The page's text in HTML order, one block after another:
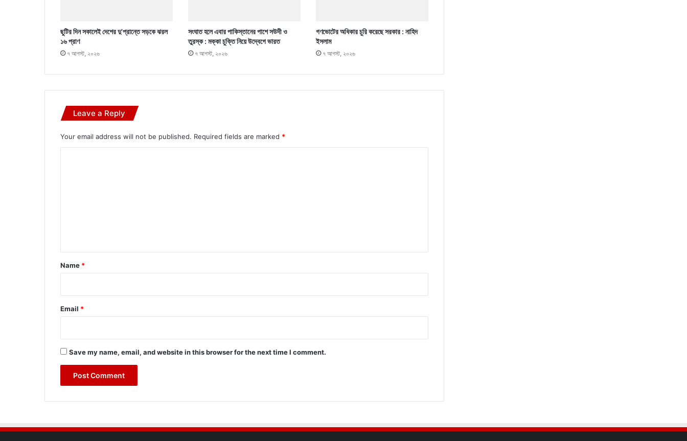
ছুটির দিন সকালেই দেশের দু’প্রান্তে সড়কে ঝরল
১৬ প্রাণ
৭ আগস্ট, ২০২৬
সংঘাত হলে এবার পাকিস্তানের পাশে সউদী ও
তুরস্ক : মক্কা চুক্তি নিয়ে উদ্বেগে ভারত
৭ আগস্ট, ২০২৬
গণভোটের অধিকার চুরি করেছে সরকার : নাহিদ
ইসলাম
৭ আগস্ট, ২০২৬
Leave a Reply
Your email address will not be published. Required fields are marked *
*
Name *
Email *
Save my name, email, and website in this browser for the next time I comment.